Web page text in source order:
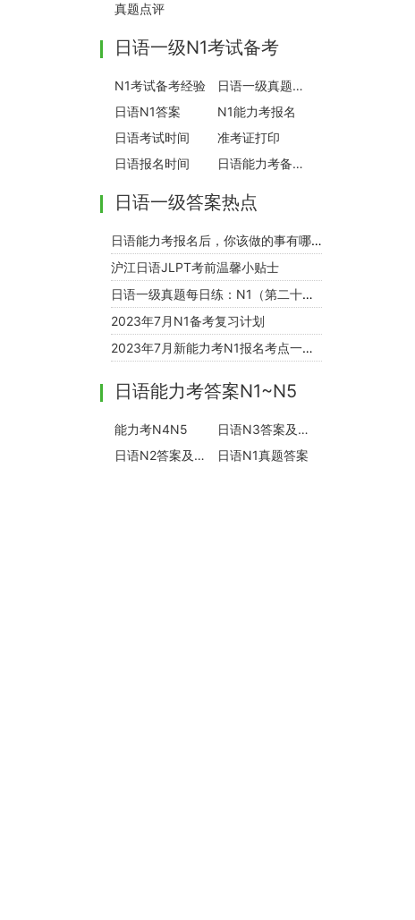
真题点评
日语一级N1考试备考
N1考试备考经验
日语一级真题模拟
日语N1答案
N1能力考报名
日语考试时间
准考证打印
日语报名时间
日语能力考备考专题
日语一级答案热点
日语能力考报名后，你该做的事有哪些
沪江日语JLPT考前温馨小贴士
日语一级真题每日练：N1（第二十四期）
2023年7月N1备考复习计划
2023年7月新能力考N1报名考点一览（19）
日语能力考答案N1~N5
能力考N4N5
日语N3答案及真题
日语N2答案及真题
日语N1真题答案